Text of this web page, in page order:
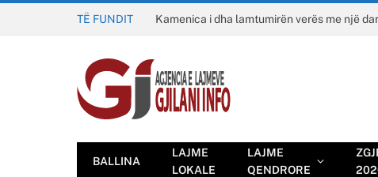
TË FUNDIT Kamenica i dha lamtumirën verës me një
BALLINA
LAJME
LOKALE
LAJME
QENDRORE